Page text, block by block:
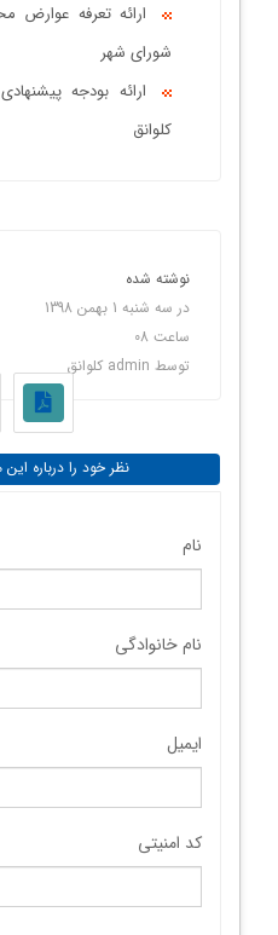
شورای شهر
کلوانق
نوشته شده
در سه شنبه 1 بهمن 1398
ساعت 08
توسط admin کلوانق
نام
نام خانوادگی
ایمیل
کد امنیتی
نظر خود را درباره